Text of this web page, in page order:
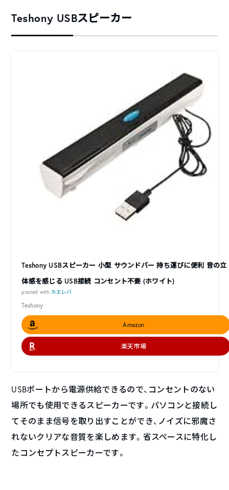
Teshony USBスピーカー
Teshony USBスピーカー 小型 サウンドバー 持ち運びに便利 音の立
体感を感じる USB接続 コンセント不要 (ホワイト)
posted with カエレバ
Teshony
Amazon
楽天市場
USBポートから電源供給できるので、コンセントのない
場所でも使用できるスピーカーです。パソコンと接続し
てそのまま信号を取り出すことができ、ノイズに邪魔さ
れないクリアな音質を楽しめます。省スペースに特化し
たコンセプトスピーカーです。